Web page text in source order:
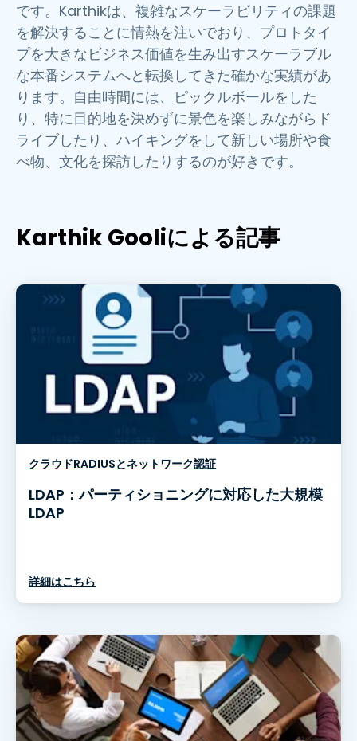
です。Karthikは、複雑なスケーラビリティの課題
を解決することに情熱を注いでおり、プロトタイ
プを大きなビジネス価値を生み出すスケーラブル
な本番システムへと転換してきた確かな実績があ
ります。自由時間には、ピックルボールをした
り、特に目的地を決めずに景色を楽しみながらド
ライブしたり、ハイキングをして新しい場所や食
べ物、文化を探訪したりするのが好きです。
Karthik Gooliによる記事
クラウドRADIUSとネットワーク認証
LDAP：パーティショニングに対応した大規模
LDAP
詳細はこちら